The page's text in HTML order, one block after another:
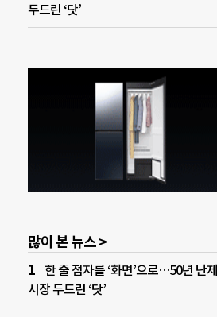
두드린 ‘닷’
많이 본 뉴스 >
한 줄 점자를 ‘화면’으로…50년 난
시장 두드린 ‘닷’